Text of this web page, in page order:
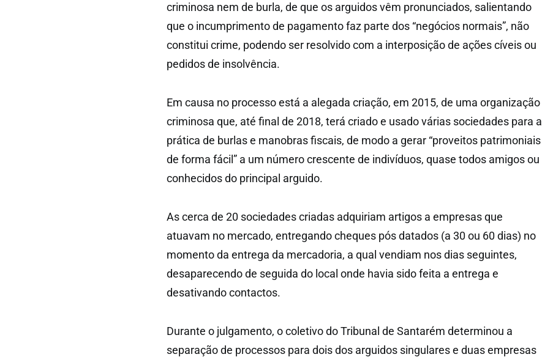
criminosa nem de burla, de que os arguidos vêm pronunciados, salientando
que o incumprimento de pagamento faz parte dos “negócios normais”, não
constitui crime, podendo ser resolvido com a interposição de ações cíveis ou
pedidos de insolvência.
Em causa no processo está a alegada criação, em 2015, de uma organização
criminosa que, até final de 2018, terá criado e usado várias sociedades para a
prática de burlas e manobras fiscais, de modo a gerar “proveitos patrimoniais
de forma fácil” a um número crescente de indivíduos, quase todos amigos ou
conhecidos do principal arguido.
As cerca de 20 sociedades criadas adquiriam artigos a empresas que
atuavam no mercado, entregando cheques pós datados (a 30 ou 60 dias) no
momento da entrega da mercadoria, a qual vendiam nos dias seguintes,
desaparecendo de seguida do local onde havia sido feita a entrega e
desativando contactos.
Durante o julgamento, o coletivo do Tribunal de Santarém determinou a
separação de processos para dois dos arguidos singulares e duas empresas